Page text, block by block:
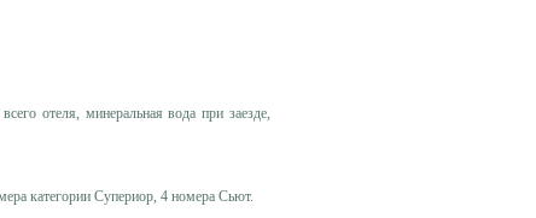
отеля, минеральная вода при заезде,
категории Супериор, 4 номера Сьют.